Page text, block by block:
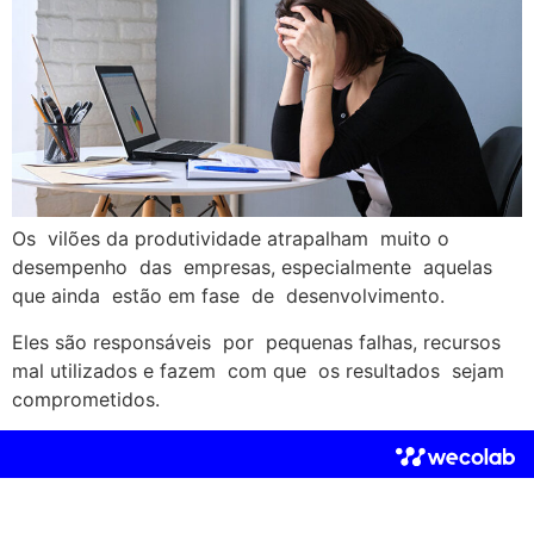
Os vilões da produtividade atrapalham muito o
desempenho das empresas, especialmente aquelas
que ainda estão em fase de desenvolvimento.
Eles são responsáveis por pequenas falhas, recursos
mal utilizados e fazem com que os resultados sejam
comprometidos.